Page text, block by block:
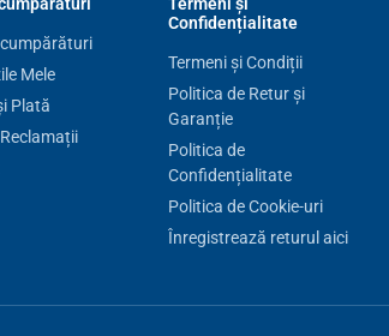
Mele
Plată
Confidențialitate
Termeni și Condiții
Politica de Retur și
Garanție
Politica de
Confidențialitate
Politica de Cookie-uri
Înregistrează returul aici